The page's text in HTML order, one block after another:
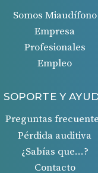
Somos Miaudífono
Empresa
Profesionales
Empleo
SOPORTE Y
Preguntas
Pérdida auditiva
¿Sabías que…?
Contacto